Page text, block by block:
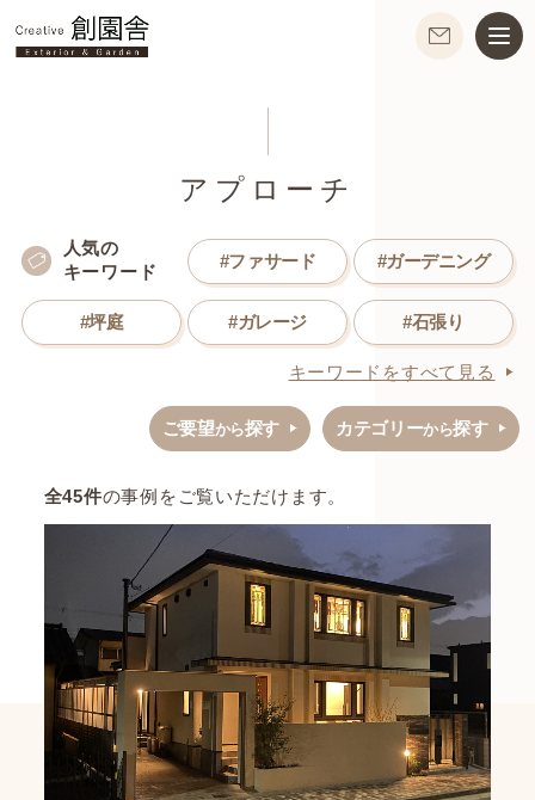
アプローチ
人気の
キーワード
#ファサード #ガーデニング
#坪庭 #ガレージ #石張り
キーワードをすべて見る
ご要望から探す カテゴリーから探す
全45件の事例をご覧いただけます。